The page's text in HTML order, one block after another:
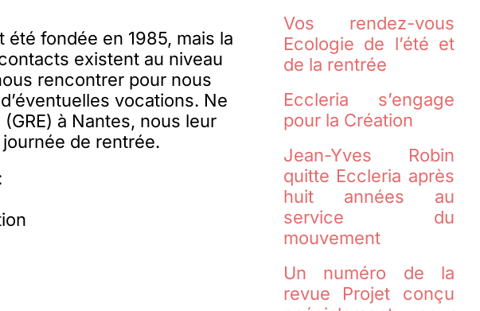
fondée en 1985, mais la
existent au niveau
rencontrer pour nous
vocations. Ne
à Nantes, nous leur
de rentrée.
Vos rendez-vous
Ecologie de l’été et
de la rentrée
Eccleria s’engage
pour la Création
Jean-Yves Robin
quitte Eccleria après
huit années au
service du
mouvement
Un numéro de la
revue Projet conçu